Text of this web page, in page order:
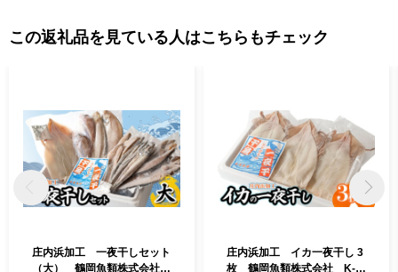
この返礼品を見ている人はこちらもチェック
庄内浜加工 一夜干しセット
（大） 鶴岡魚類株式会社
庄内浜加工 イカ一夜干し 3
枚 鶴岡魚類株式会社 K-7